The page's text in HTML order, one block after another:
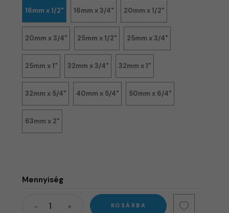
16mm x 1/2" 16mm x 3/4" 20mm x 1/2"
20mm x 3/4" 25mm x 1/2" 25mm x 3/4"
25mm x 1" 32mm x 3/4" 32mm x 1"
32mm x 5/4" 40mm x 5/4" 50mm x 6/4"
63mm x 2"
Mennyiség
KOSÁRBA